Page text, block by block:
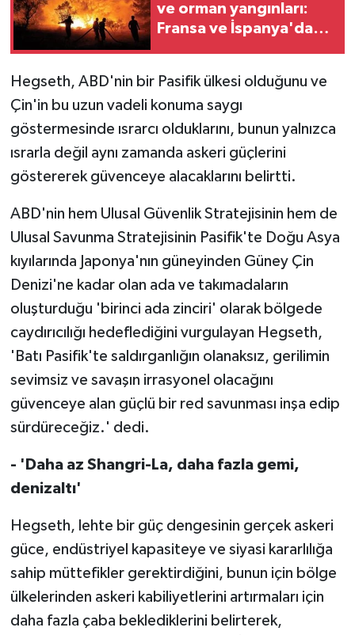
ve orman yangınları:
Fransa ve İspanya'da
Hegseth, ABD'nin bir Pasifik ülkesi olduğunu ve
Çin'in bu uzun vadeli konuma saygı
göstermesinde ısrarcı olduklarını, bunun yalnızca
ısrarla değil aynı zamanda askeri güçlerini
göstererek güvenceye alacaklarını belirtti.
ABD'nin hem Ulusal Güvenlik Stratejisinin hem de
Ulusal Savunma Stratejisinin Pasifik'te Doğu Asya
kıyılarında Japonya'nın güneyinden Güney Çin
Denizi'ne kadar olan ada ve takımadaların
oluşturduğu 'birinci ada zinciri' olarak bölgede
caydırıcılığı hedeflediğini vurgulayan Hegseth,
'Batı Pasifik'te saldırganlığın olanaksız, gerilimin
sevimsiz ve savaşın irrasyonel olacağını
güvenceye alan güçlü bir red savunması inşa edip
sürdüreceğiz.' dedi.
- 'Daha az Shangri-La, daha fazla gemi,
denizaltı'
Hegseth, lehte bir güç dengesinin gerçek askeri
güce, endüstriyel kapasiteye ve siyasi kararlılığa
sahip müttefikler gerektirdiğini, bunun için bölge
ülkelerinden askeri kabiliyetlerini artırmaları için
daha fazla çaba beklediklerini belirterek,